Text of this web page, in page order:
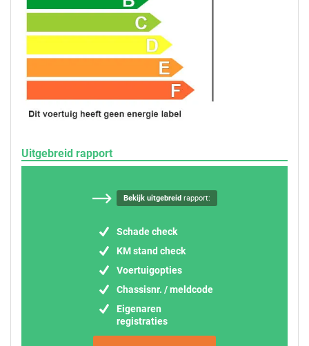
Uitgebreid rapport
Bekijk uitgebreidrapport:
Schade check
KM stand check
Voertuigopties
Chassisnr. / meldcode
Eigenaren
registraties